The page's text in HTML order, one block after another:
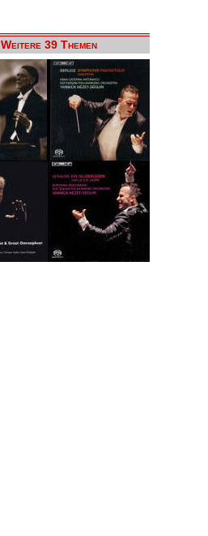
Weitere 39 Themen